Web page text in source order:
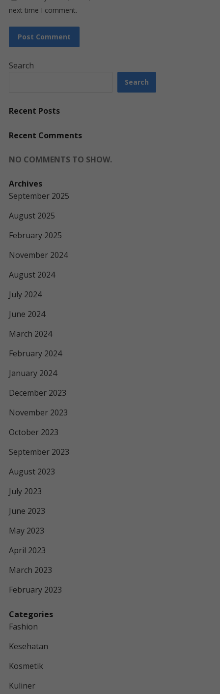
next time I comment.
Search
Search
Recent Posts
Recent Comments
NO COMMENTS TO SHOW.
Archives
September 2025
August 2025
February 2025
November 2024
August 2024
July 2024
June 2024
March 2024
February 2024
January 2024
December 2023
November 2023
October 2023
September 2023
August 2023
July 2023
June 2023
May 2023
April 2023
March 2023
February 2023
Categories
Fashion
Kesehatan
Kosmetik
Kuliner